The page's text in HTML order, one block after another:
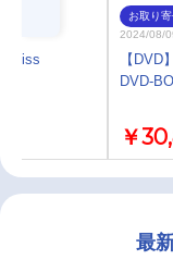
Miss
お取り
2024/08/
【
DVD-
￥
最